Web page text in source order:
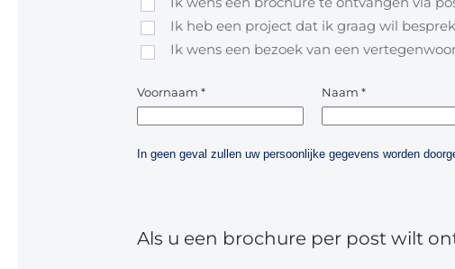
Ik heb een project dat ik graag wil
Ik wens een bezoek van een
Voornaam * Naam *
In geen geval zullen uw persoonlijke gegevens worden
Als u een brochure per post wilt